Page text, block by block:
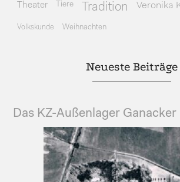
Theater Tiere Tradition Veronika
Volkskunde Weihnachten
Neueste Beiträge
Das KZ-Außenlager Ganacker